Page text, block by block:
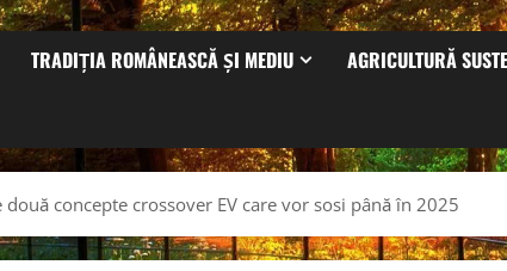
TRADIȚIA ROMÂNEASCĂ ȘI MEDIU AGRICULTURĂ
concepte crossover EV care vor sosi până în 2025